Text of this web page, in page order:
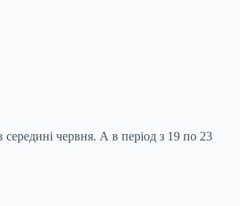
червня. А в період з 19 по 23